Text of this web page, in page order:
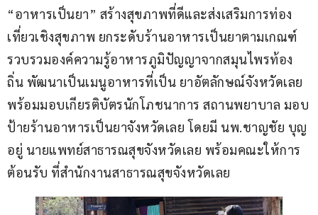
“อาหารเป็นยา” สร้างสุขภาพที่ดีและส่งเสริมการท่อง
เที่ยวเชิงสุขภาพ ยกระดับร้านอาหารเป็นยาตามเกณฑ์
รวบรวมองค์ความรู้อาหารภูมิปัญญาจากสมุนไพรท้อง
ถิ่น พัฒนาเป็นเมนูอาหารที่เป็น ยาอัตลักษณ์จังหวัดเลย
พร้อมมอบเกียรติบัตรนักโภชนาการ สถานพยาบาล มอบ
ป้ายร้านอาหารเป็นยาจังหวัดเลย โดยมี นพ.ชาญชัย บุญ
อยู่ นายแพทย์สาธารณสุขจังหวัดเลย พร้อมคณะให้การ
ต้อนรับ ที่สำนักงานสาธารณสุขจังหวัดเลย